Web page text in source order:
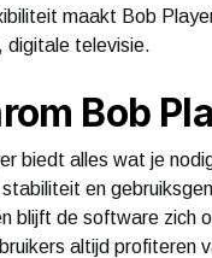
maakt Bob
digitale televisie.
Bob
biedt alles wat je
en
blijft de software zich
altijd profiteren